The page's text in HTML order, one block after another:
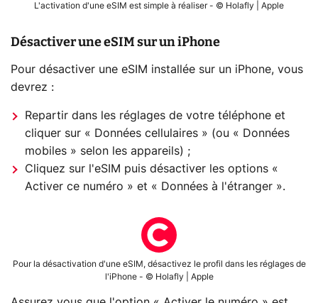
L'activation d'une eSIM est simple à réaliser - © Holafly | Apple
Désactiver une eSIM sur un iPhone
Pour désactiver une eSIM installée sur un iPhone, vous
devrez :
Repartir dans les réglages de votre téléphone et
cliquer sur « Données cellulaires » (ou « Données
mobiles » selon les appareils) ;
Cliquez sur l'eSIM puis désactiver les options «
Activer ce numéro » et « Données à l'étranger ».
Pour la désactivation d'une eSIM, désactivez le profil dans les réglages de
l'iPhone - © Holafly | Apple